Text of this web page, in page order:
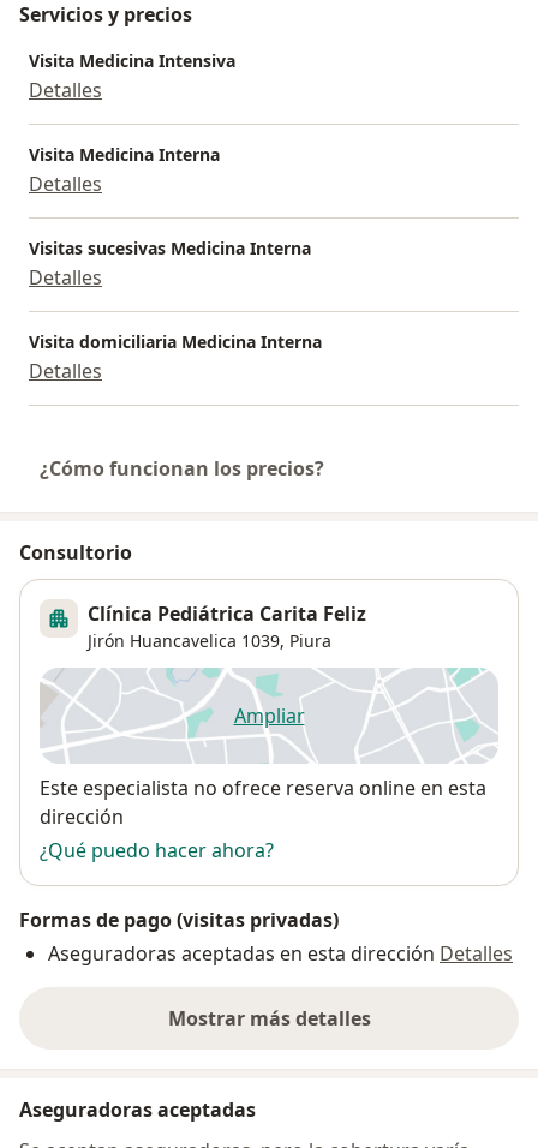
Servicios y precios
Visita Medicina Intensiva
Detalles
Visita Medicina Interna
Detalles
Visitas sucesivas Medicina Interna
Detalles
Visita domiciliaria Medicina Interna
Detalles
¿Cómo funcionan los precios?
Consultorio
Clínica Pediátrica Carita Feliz
Jirón Huancavelica 1039, Piura
Ampliarse abre en una nueva
Disponibilidad
Este especialista no ofrece reserva online en esta
dirección
¿Qué puedo hacer ahora?
Formas de pago (visitas privadas)
Aseguradoras aceptadas en esta dirección Detalles
Mostrar más detalles
sobre la dirección
Aseguradoras aceptadas